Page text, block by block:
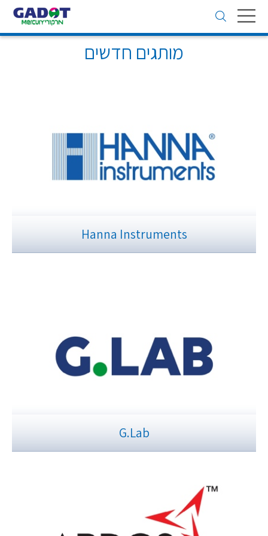
Toggle
navigation
מותגים חדשים
Hanna Instruments
G.Lab